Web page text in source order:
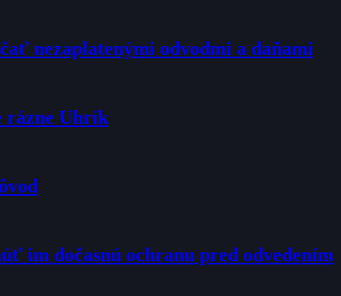
nezaplatenými odvodmi a daňami
rázne Uhrík
im dočasnú ochranu pred odvedením